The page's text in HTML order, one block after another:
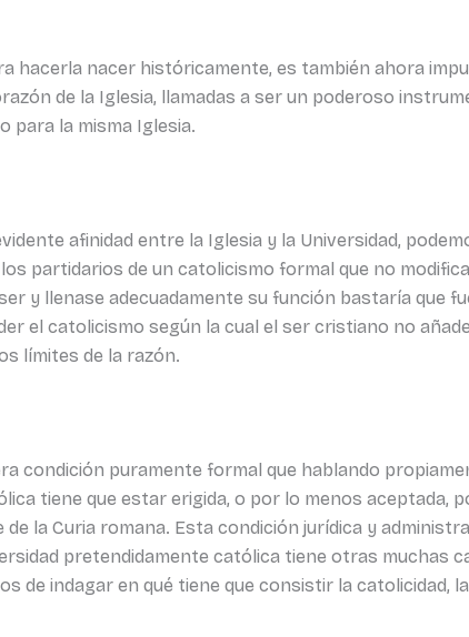
hacerla nacer históricamente, es también ahora
de la Iglesia, llamadas a ser un poderoso
para la misma Iglesia.
afinidad entre la Iglesia y la Universidad,
partidarios de un catolicismo formal que no
y llenase adecuadamente su función bastaría que
el catolicismo según la cual el ser cristiano no
límites de la razón.
condición puramente formal que hablando
tiene que estar erigida, o por lo menos aceptada,
la Curia romana. Esta condición jurídica y
pretendidamente católica tiene otras muchas
de indagar en qué tiene que consistir la catolicidad,